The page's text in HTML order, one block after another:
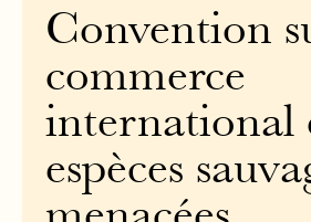
Convention
commerce
international
espèces